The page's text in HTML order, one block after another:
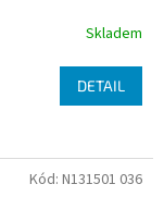
Skladem
DETAIL
Kód: N131501 036